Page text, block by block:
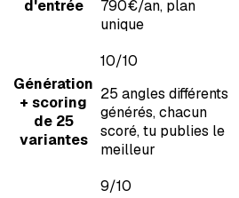
d'entrée
790€/an, plan
unique
Génération
+ scoring
de 25
variantes
10/10
25 angles différents
générés, chacun
scoré, tu publies le
meilleur
9/10